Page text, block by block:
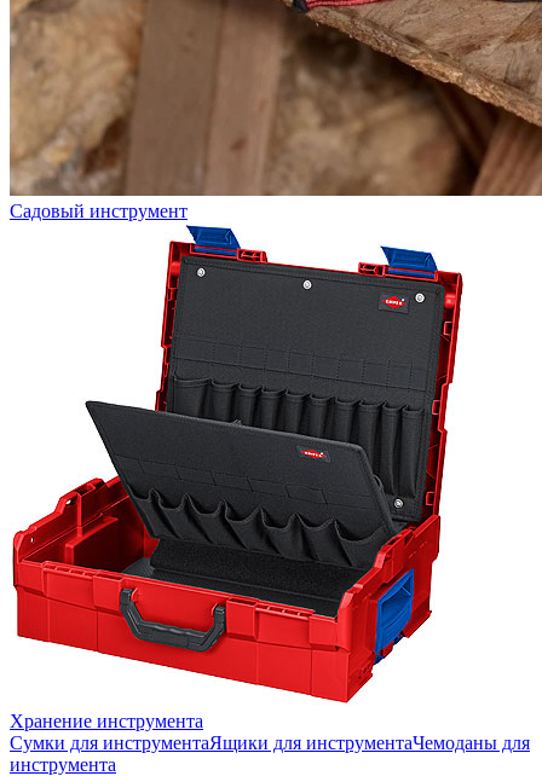
Садовый инструмент
Хранение инструмента
Сумки для инструментаЯщики для инструментаЧемоданы для
инструмента